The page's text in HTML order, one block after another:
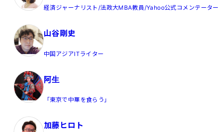
経済ジャーナリスト/法政大MBA教員/Yahoo公式コメンテータ
山谷剛史
中国アジアITライター
阿生
「東京で中華を食らう」
加藤ヒロト